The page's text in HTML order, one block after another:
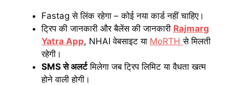
Fastag से लिंक रहेगा – कोई नया कार्ड नहीं चाहिए।
ट्रिप की जानकारी और बैलेंस की जानकारी Rajmarg
Yatra App, NHAI वेबसाइट या MoRTHसे मिलती
रहेगी।
SMS से अलर्टमिलेगा जब ट्रिप लिमिट या वैधता खत्म
होने वाली होगी।